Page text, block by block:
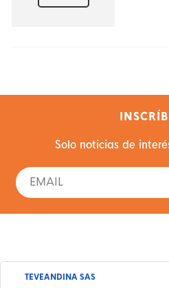
Solo noticias de
TEVEANDINA SAS